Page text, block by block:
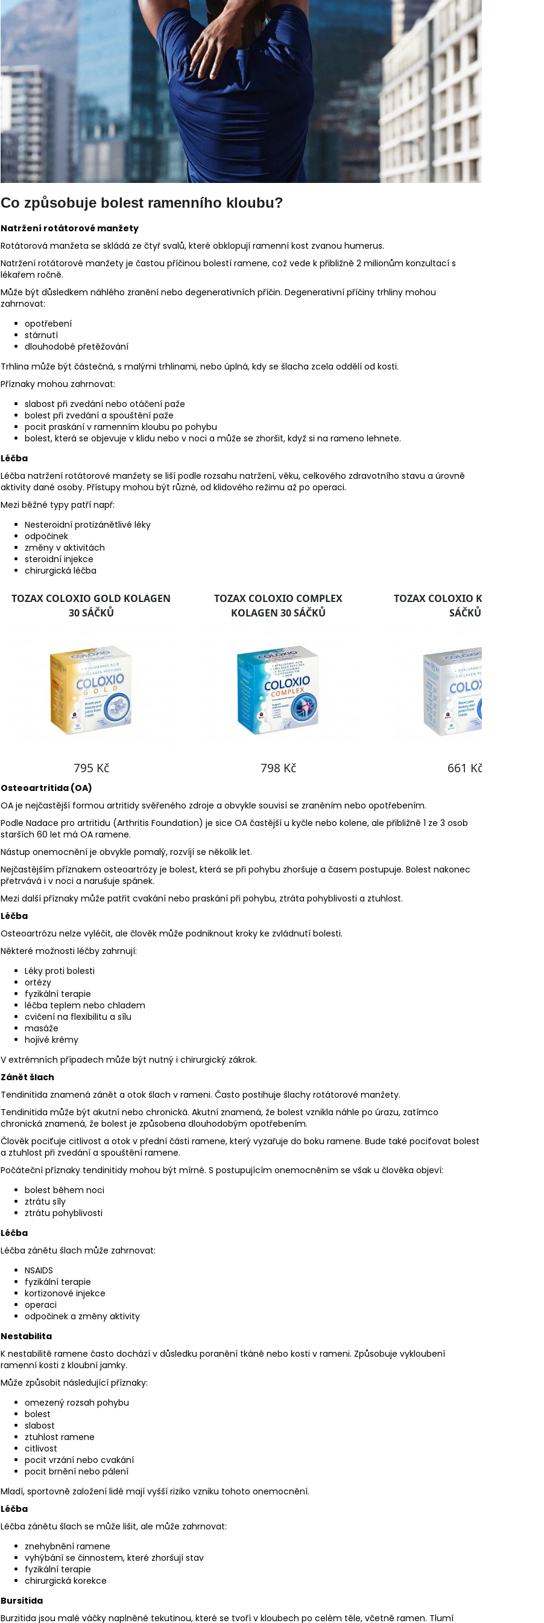
Co způsobuje bolest ramenního kloubu?
Natržení rotátorové manžety
Rotátorová manžeta se skládá ze čtyř svalů, které obklopují ramenní kost zvanou humerus.
Natržení rotátorové manžety je častou příčinou bolestí ramene, což vede k přibližně 2 milionům konzultací s
lékařem ročně.
Může být důsledkem náhlého zranění nebo degenerativních příčin. Degenerativní příčiny trhliny mohou
zahrnovat:
opotřebení
stárnutí
dlouhodobé přetěžování
Trhlina může být částečná, s malými trhlinami, nebo úplná, kdy se šlacha zcela oddělí od kosti.
Příznaky mohou zahrnovat:
slabost při zvedání nebo otáčení paže
bolest při zvedání a spouštění paže
pocit praskání v ramenním kloubu po pohybu
bolest, která se objevuje v klidu nebo v noci a může se zhoršit, když si na rameno lehnete.
Léčba
Léčba natržení rotátorové manžety se liší podle rozsahu natržení, věku, celkového zdravotního stavu a úrovně
aktivity dané osoby. Přístupy mohou být různé, od klidového režimu až po operaci.
Mezi běžné typy patří např:
Nesteroidní protizánětlivé léky
odpočinek
změny v aktivitách
steroidní injekce
chirurgická léčba
Osteoartritida (OA)
OA je nejčastější formou artritidy svěřeného zdroje a obvykle souvisí se zraněním nebo opotřebením.
Podle Nadace pro artritidu (Arthritis Foundation) je sice OA častější u kyčle nebo kolene, ale přibližně 1 ze 3 osob
starších 60 let má OA ramene.
Nástup onemocnění je obvykle pomalý, rozvíjí se několik let.
Nejčastějším příznakem osteoartrózy je bolest, která se při pohybu zhoršuje a časem postupuje. Bolest nakonec
přetrvává i v noci a narušuje spánek.
Mezi další příznaky může patřit cvakání nebo praskání při pohybu, ztráta pohyblivosti a ztuhlost.
Léčba
Osteoartrózu nelze vyléčit, ale člověk může podniknout kroky ke zvládnutí bolesti.
Některé možnosti léčby zahrnují:
Léky proti bolesti
ortézy
fyzikální terapie
léčba teplem nebo chladem
cvičení na flexibilitu a sílu
masáže
hojivé krémy
V extrémních případech může být nutný i chirurgický zákrok.
Zánět šlach
Tendinitida znamená zánět a otok šlach v rameni. Často postihuje šlachy rotátorové manžety.
Tendinitida může být akutní nebo chronická. Akutní znamená, že bolest vznikla náhle po úrazu, zatímco
chronická znamená, že bolest je způsobena dlouhodobým opotřebením.
Člověk pociťuje citlivost a otok v přední části ramene, který vyzařuje do boku ramene. Bude také pociťovat bolest
a ztuhlost při zvedání a spouštění ramene.
Počáteční příznaky tendinitidy mohou být mírné. S postupujícím onemocněním se však u člověka objeví:
bolest během noci
ztrátu síly
ztrátu pohyblivosti
Léčba
Léčba zánětu šlach může zahrnovat:
NSAIDS
fyzikální terapie
kortizonové injekce
operaci
odpočinek a změny aktivity
Nestabilita
K nestabilitě ramene často dochází v důsledku poranění tkáně nebo kosti v rameni. Způsobuje vykloubení
ramenní kosti z kloubní jamky.
Může způsobit následující příznaky:
omezený rozsah pohybu
bolest
slabost
ztuhlost ramene
citlivost
pocit vrzání nebo cvakání
pocit brnění nebo pálení
Mladí, sportovně založení lidé mají vyšší riziko vzniku tohoto onemocnění.
Léčba
Léčba zánětu šlach se může lišit, ale může zahrnovat:
znehybnění ramene
vyhýbání se činnostem, které zhoršují stav
fyzikální terapie
chirurgická korekce
Bursitida
Burzitida jsou malé váčky naplněné tekutinou, které se tvoří v kloubech po celém těle, včetně ramen. Tlumí